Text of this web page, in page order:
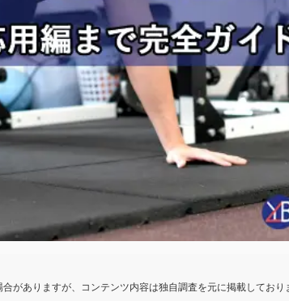
がありますが、コンテンツ内容は独自調査を元に掲載しており